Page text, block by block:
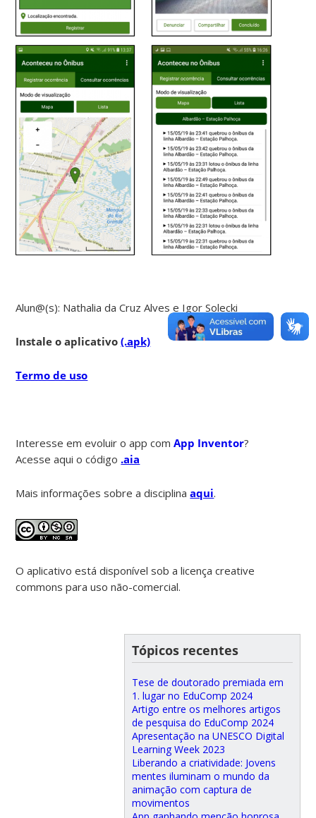
Alun@(s): Nathalia da Cruz Alves e Igor Solecki
Instale o aplicativo(.apk)
Termo de uso
Interesse em evoluir o app comApp Inventor?
Acesse aqui o código .aia
Mais informações sobre a disciplinaaqui.
O aplicativo está disponível sob a licença creative
commons para uso não-comercial.
Tópicos recentes
Tese de doutorado premiada em
1. lugar no EduComp 2024
Artigo entre os melhores artigos
de pesquisa do EduComp 2024
Apresentação na UNESCO Digital
Learning Week 2023
Liberando a criatividade: Jovens
mentes iluminam o mundo da
animação com captura de
movimentos